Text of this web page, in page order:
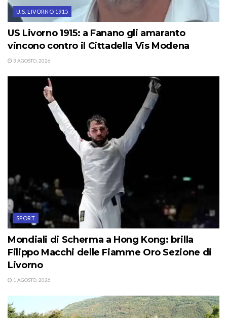
U.S. LIVORNO 1915
US Livorno 1915: a Fanano gli amaranto
vincono contro il Cittadella Vis Modena
3 AGOSTO, 2026
SPORT
Mondiali di Scherma a Hong Kong: brilla
Filippo Macchi delle Fiamme Oro Sezione di
Livorno
1 AGOSTO, 2026